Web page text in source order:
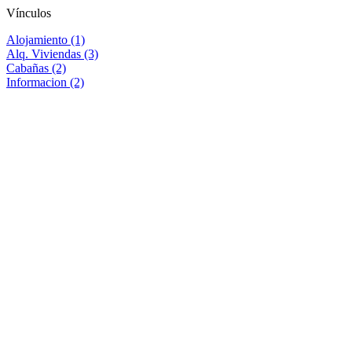
Vínculos
Alojamiento (1)
Alq. Viviendas (3)
Cabañas (2)
Informacion (2)